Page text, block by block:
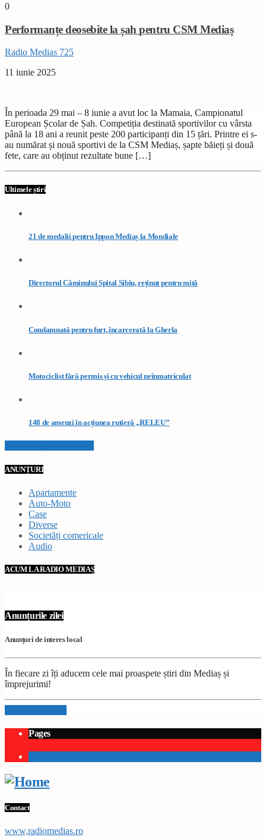
0
Performanțe deosebite la șah pentru CSM Mediaș
Radio Medias 725
11 iunie 2025
În perioada 29 mai – 8 iunie a avut loc la Mamaia, Campionatul
European Școlar de Șah. Competiția destinată sportivilor cu vârsta
până la 18 ani a reunit peste 200 participanți din 15 țări. Printre ei s-
au numărat și nouă sportivi de la CSM Mediaș, șapte băieți și două
fete, care au obținut rezultate bune […]
Ultimele știri
21 de medalii pentru Ippon Mediaș la Mondiale
Directorul Căminului Spital Sibiu, reținut pentru mită
Condamnată pentru furt, încarcerată la Gherla
Motociclist fără permis și cu vehicul neînmatriculat
148 de amenzi în acțiunea rutieră „RELEU”
ANUNȚURI
Apartamente
Auto-Moto
Case
Diverse
Societăți comericale
Audio
ACUM LA RADIO MEDIAȘ
Anunțurile zilei
Anunțuri de interes local
În fiecare zi îți aducem cele mai proaspete știri din Mediaș și
împrejurimi!
Info and episodes
Pages
Contact
www,radiomedias.ro